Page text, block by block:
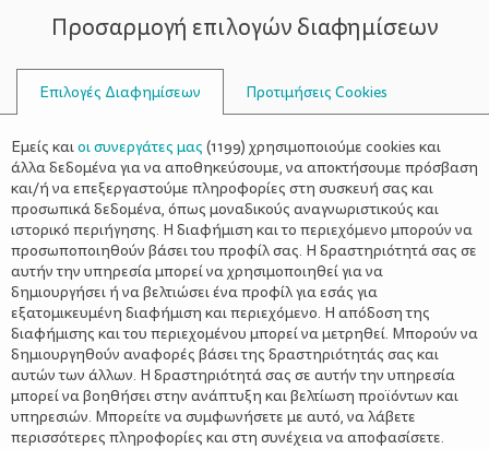
ΣΥΜΒΟΥΛΟΙ
ΑΝΑΚΎΚΛΩΣΗ
Προσαρμογή επιλογών διαφημίσεων
Επιλογές Διαφημίσεων Προτιμήσεις Cookies
Εμείς καιοι συνεργάτες μας (1199) χρησιμοποιούμε cookies και
άλλα δεδομένα για να αποθηκεύσουμε, να αποκτήσουμε πρόσβαση
και/ή να επεξεργαστούμε πληροφορίες στη συσκευή σας και
προσωπικά δεδομένα, όπως μοναδικούς αναγνωριστικούς και
ιστορικό περιήγησης. Η διαφήμιση και το περιεχόμενο μπορούν να
προσωποποιηθούν βάσει του προφίλ σας. Η δραστηριότητά σας σε
αυτήν την υπηρεσία μπορεί να χρησιμοποιηθεί για να
δημιουργήσει ή να βελτιώσει ένα προφίλ για εσάς για
εξατομικευμένη διαφήμιση και περιεχόμενο. Η απόδοση της
διαφήμισης και του περιεχομένου μπορεί να μετρηθεί. Μπορούν να
δημιουργηθούν αναφορές βάσει της δραστηριότητάς σας και
αυτών των άλλων. Η δραστηριότητά σας σε αυτήν την υπηρεσία
μπορεί να βοηθήσει στην ανάπτυξη και βελτίωση προϊόντων και
υπηρεσιών. Μπορείτε να συμφωνήσετε με αυτό, να λάβετε
περισσότερες πληροφορίες και στη συνέχεια να αποφασίσετε.